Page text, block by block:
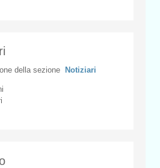
della sezione Notiziari